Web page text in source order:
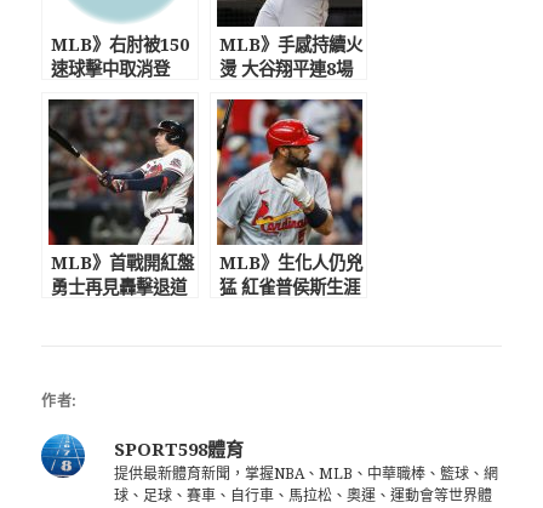
MLB》右肘被150
速球擊中取消登
打擊9轟重返全壘打
王
MLB》手感持續火
燙 大谷翔平連8場
MLB》首戰開紅盤
勇士再見轟擊退道
MLB》生化人仍兇
猛 紅雀普侯斯生涯
作者:
SPORT598體育
提供最新體育新聞，掌握NBA、MLB、中華職棒、籃球、網
球、足球、賽車、自行車、馬拉松、奧運、運動會等世界體